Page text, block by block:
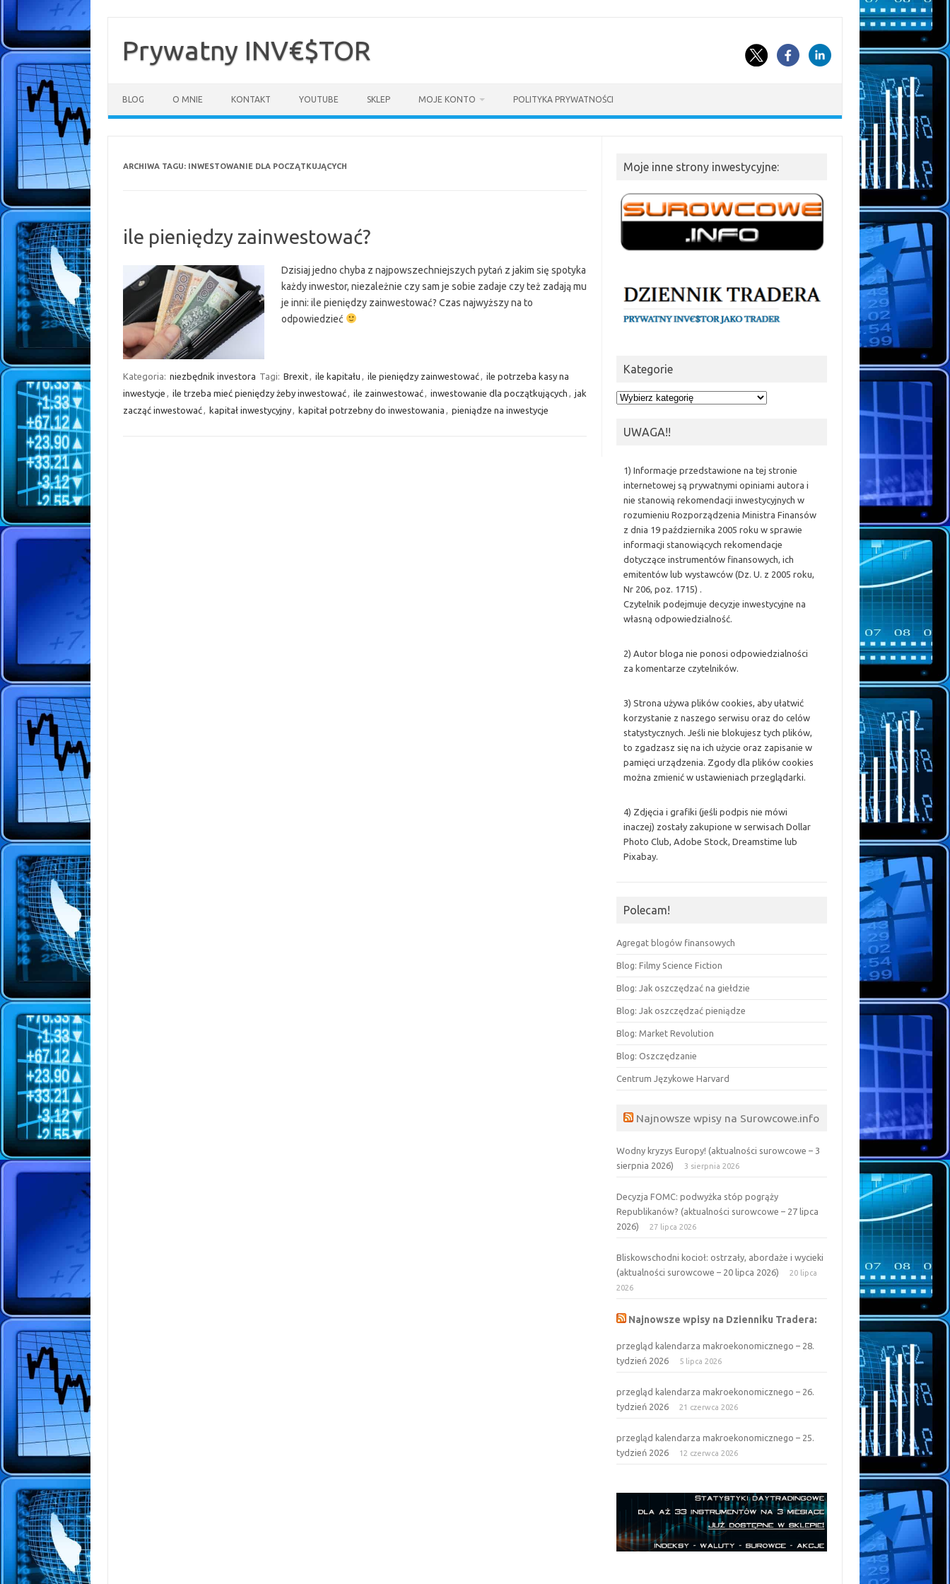
treściPrywatny INV€$TOR
BLOG O MNIE KONTAKT YOUTUBE SKLEP MOJE KONTO POLITYKA PRYWATNOŚCI
ARCHIWA TAGU: INWESTOWANIE DLA POCZĄTKUJĄCYCH
ile pieniędzy zainwestować?
Dzisiaj jedno chyba z najpowszechniejszych pytań z jakim się spotyka
każdy inwestor, niezależnie czy sam je sobie zadaje czy też zadają mu
je inni: ile pieniędzy zainwestować? Czas najwyższy na to
odpowiedzieć
Kategoria: niezbędnik investora Tagi: Brexit, ile kapitału , ile pieniędzy zainwestować, ile potrzeba kasy na
inwestycje , ile trzeba mieć pieniędzy żeby inwestować, ile zainwestować, inwestowanie dla początkujących , jak
zacząć inwestować, kapitał inwestycyjny, kapitał potrzebny do inwestowania , pieniądze na inwestycje
Moje inne strony inwestycyjne:
Kategorie
Kategorie
UWAGA!!
1) Informacje przedstawione na tej stronie
internetowej są prywatnymi opiniami autora i
nie stanowią rekomendacji inwestycyjnych w
rozumieniu Rozporządzenia Ministra Finansów
z dnia 19 października 2005 roku w sprawie
informacji stanowiących rekomendacje
dotyczące instrumentów finansowych, ich
emitentów lub wystawców (Dz. U. z 2005 roku,
Nr 206, poz. 1715) .
Czytelnik podejmuje decyzje inwestycyjne na
własną odpowiedzialność.
2) Autor bloga nie ponosi odpowiedzialności
za komentarze czytelników.
3) Strona używa plików cookies, aby ułatwić
korzystanie z naszego serwisu oraz do celów
statystycznych. Jeśli nie blokujesz tych plików,
to zgadzasz się na ich użycie oraz zapisanie w
pamięci urządzenia. Zgody dla plików cookies
można zmienić w ustawieniach przeglądarki.
4) Zdjęcia i grafiki (jeśli podpis nie mówi
inaczej) zostały zakupione w serwisach Dollar
Photo Club, Adobe Stock, Dreamstime lub
Pixabay.
Polecam!
Agregat blogów finansowych
Blog: Filmy Science Fiction
Blog: Jak oszczędzać na giełdzie
Blog: Jak oszczędzać pieniądze
Blog: Market Revolution
Blog: Oszczędzanie
Centrum Językowe Harvard
Najnowsze wpisy na Surowcowe.info
Wodny kryzys Europy! (aktualności surowcowe – 3
sierpnia 2026)
3 sierpnia 2026
Decyzja FOMC: podwyżka stóp pogrąży
Republikanów? (aktualności surowcowe – 27 lipca
2026)
27 lipca 2026
Bliskowschodni kocioł: ostrzały, abordaże i wycieki
(aktualności surowcowe – 20 lipca 2026)
20 lipca
2026
Najnowsze wpisy na Dzienniku Tradera:
przegląd kalendarza makroekonomicznego – 28.
tydzień 2026
5 lipca 2026
przegląd kalendarza makroekonomicznego – 26.
tydzień 2026
21 czerwca 2026
przegląd kalendarza makroekonomicznego – 25.
tydzień 2026
12 czerwca 2026